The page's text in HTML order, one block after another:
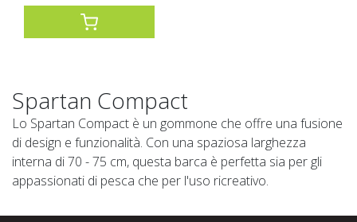
Spartan Compact
Lo Spartan Compact è un gommone che offre una fusione
di design e funzionalità. Con una spaziosa larghezza
interna di 70 - 75 cm, questa barca è perfetta sia per gli
appassionati di pesca che per l'uso ricreativo.